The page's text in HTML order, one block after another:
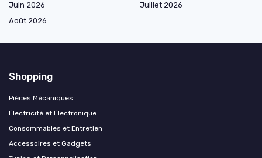
Juin 2026
Juillet 2026
Août 2026
Shopping
Pièces Mécaniques
Électricité et Électronique
Consommables et Entretien
Accessoires et Gadgets